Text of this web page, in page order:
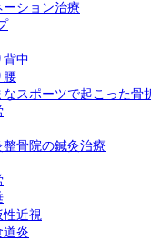
ニス肘
パー膝
) 交通
調症(う
) 美容鍼
ぼ＆ラジ
ーション治療
背中
腰
なスポーツで起こった骨
整骨院の鍼灸治療
性近視
道炎